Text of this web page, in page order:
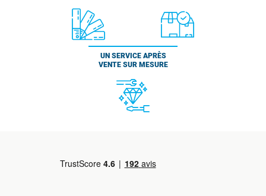
UN SERVICE APRÈS
VENTE SUR MESURE